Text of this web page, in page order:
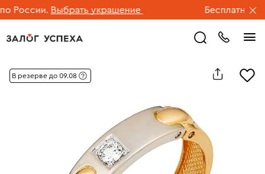
России. Выбрать украшение Бесплатная
В резерве до 09.08